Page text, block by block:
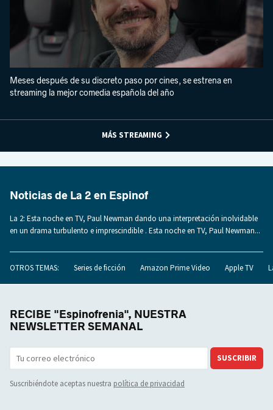
Meses después de su discreto paso por cines, se estrena en
streaming la mejor comedia española del año
MÁS STREAMING
Noticias de La 2 en Espinof
La 2: Esta noche en TV, Paul Newman dando una interpretación inolvidable
en un drama turbulento e imprescindible . Esta noche en TV, Paul Newman...
OTROS TEMAS: Series de ficción Amazon Prime Video Apple TV
RECIBE "Espinofrenia", NUESTRA
NEWSLETTER SEMANAL
SUSCRIBIR
Suscribiéndote aceptas nuestra política de privacidad